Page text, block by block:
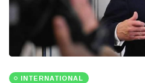
INTERNATIONAL